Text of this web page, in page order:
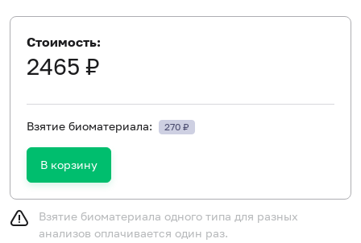
Стоимость:
2465 ₽
Взятие биоматериала: 270 ₽
В корзину
Взятие биоматериала одного типа для разных
анализов оплачивается один раз.